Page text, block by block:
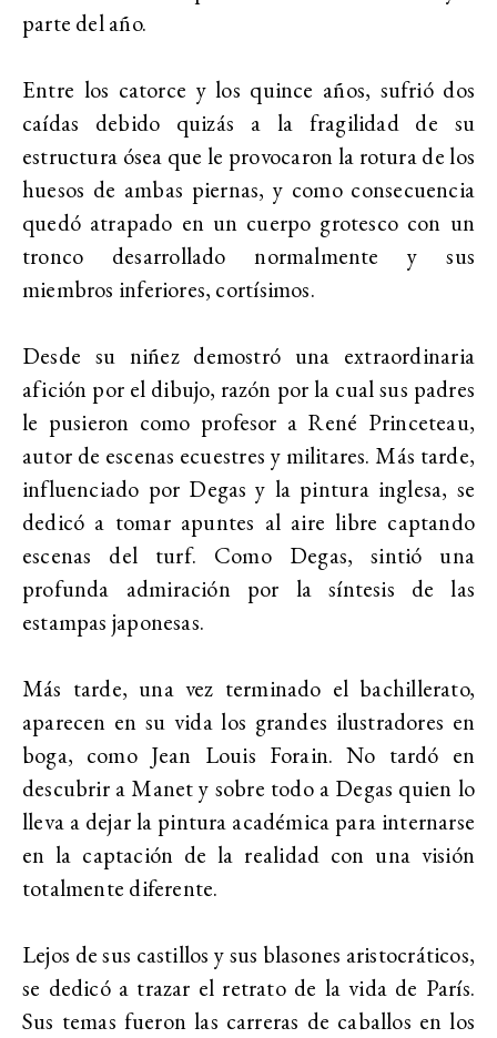
parte del año.
Entre los catorce y los quince años, sufrió dos
caídas debido quizás a la fragilidad de su
estructura ósea que le provocaron la rotura de los
huesos de ambas piernas, y como consecuencia
quedó atrapado en un cuerpo grotesco con un
tronco desarrollado normalmente y sus
miembros inferiores, cortísimos.
Desde su niñez demostró una extraordinaria
afición por el dibujo, razón por la cual sus padres
le pusieron como profesor a René Princeteau,
autor de escenas ecuestres y militares. Más tarde,
influenciado por Degas y la pintura inglesa, se
dedicó a tomar apuntes al aire libre captando
escenas del turf. Como Degas, sintió una
profunda admiración por la síntesis de las
estampas japonesas.
Más tarde, una vez terminado el bachillerato,
aparecen en su vida los grandes ilustradores en
boga, como Jean Louis Forain. No tardó en
descubrir a Manet y sobre todo a Degas quien lo
lleva a dejar la pintura académica para internarse
en la captación de la realidad con una visión
totalmente diferente.
Lejos de sus castillos y sus blasones aristocráticos,
se dedicó a trazar el retrato de la vida de París.
Sus temas fueron las carreras de caballos en los